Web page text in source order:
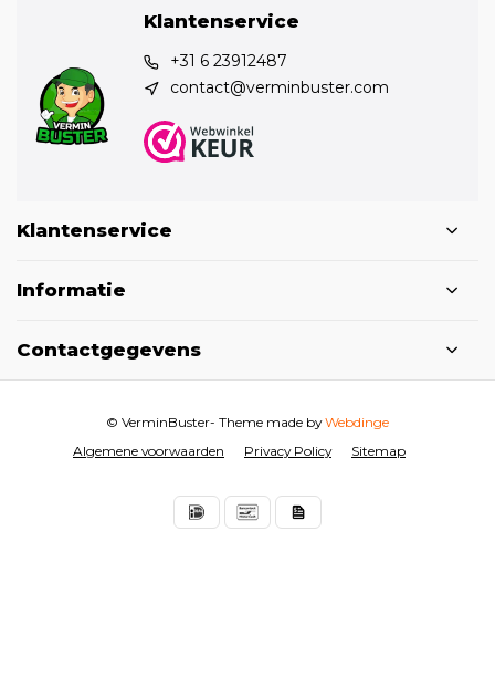
Klantenservice
+31 6 23912487
contact@verminbuster.com
Klantenservice
Informatie
Contactgegevens
Algemene voorwaarden Privacy Policy Sitemap
© VerminBuster- Theme made byWebdinge